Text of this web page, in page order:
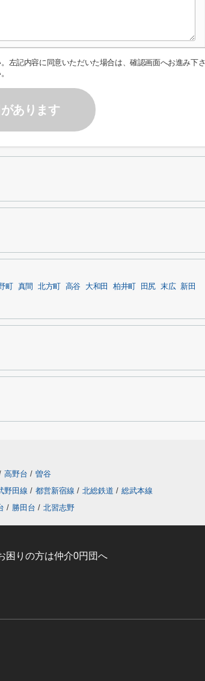
左記内容に同意いただいた場合は、確認画面へお進み下さ
あります
町 真間 北方町 高谷 大和田 柏井町 田尻 末広
新田
高野台 / 曽谷
野田線 / 都営新宿線 / 北総鉄道 / 総武本線
/ 勝田台 / 北習志野
困りの方は仲介0円団へ